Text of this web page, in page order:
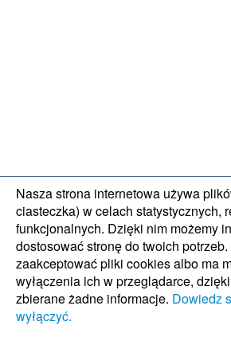
Nasza strona internetowa używa
ciasteczka) w celach statystycznych,
funkcjonalnych. Dzięki nim możemy
dostosować stronę do twoich
zaakceptować pliki cookies albo ma
wyłączenia ich w przeglądarce,
zbierane żadne informacje. Dowiedz
wyłączyć.